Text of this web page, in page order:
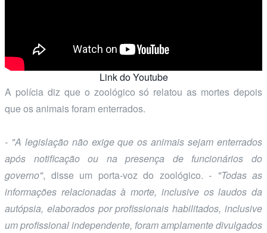
Link do Youtube
A polícia diz que o zoológico só relatou as mortes depois
que os animais foram enterrados.
- "A legislação não exige que os animais sejam enterrados
após notificação ou na presença de funcionários do
governo", disse um porta-voz do zoológico. - "Todas as
informações relacionadas à morte, inclusive os laudos da
autópsia, elaborados por profissionais habilitados, inclusive
um profissional independente, foram amplamente divulgados